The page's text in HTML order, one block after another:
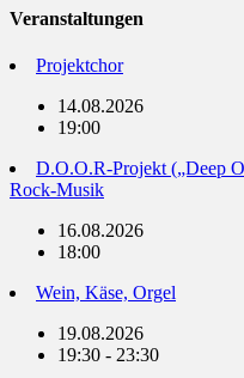
Veranstaltungen
Projektchor
14.08.2026
19:00
D.O.O.R-Projekt („Deep
Rock-Musik
16.08.2026
18:00
Wein, Käse, Orgel
19.08.2026
19:30 - 23:30